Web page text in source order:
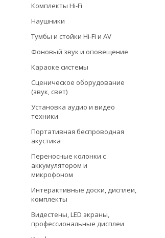
Комплекты Hi-Fi
Наушники
Тумбы и стойки Hi-Fi и AV
Фоновый звук и оповещение
Караоке системы
Сценическое оборудование
(звук, свет)
Установка аудио и видео
техники
Портативная беспроводная
акустика
Переносные колонки с
аккумулятором и
микрофоном
Интерактивные доски, дисплеи,
комплекты
Видестены, LED экраны,
профессиональные дисплеи